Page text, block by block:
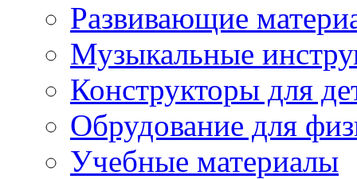
Развивающие
Музыкальные
Конструкторы для
Обрудование для
Учебные материалы